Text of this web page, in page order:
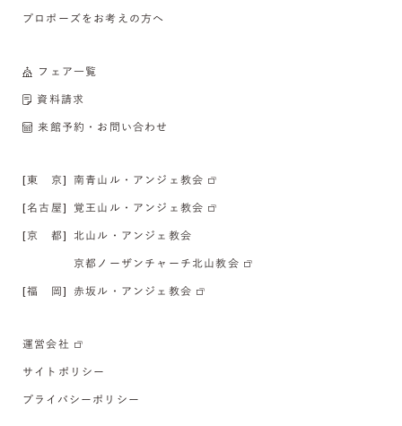
プロポーズをお考えの方へ
フェア一覧
資料請求
来館予約・お問い合わせ
[東 京] 南青山ル・アンジェ教会
[名古屋] 覚王山ル・アンジェ教会
[京 都] 北山ル・アンジェ教会
京都ノーザンチャーチ北山教会
[福 岡] 赤坂ル・アンジェ教会
運営会社
サイトポリシー
プライバシーポリシー